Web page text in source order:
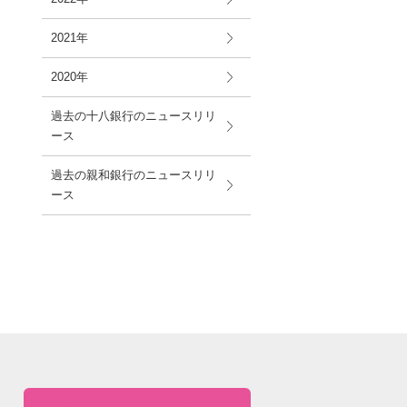
2021年
2020年
過去の十八銀行のニュースリリ
ース
過去の親和銀行のニュースリリ
ース